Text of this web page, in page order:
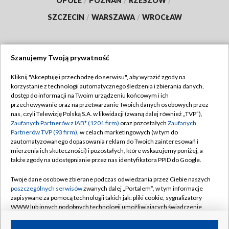
SZCZECIN / WARSZAWA / WROCŁAW
TVP
Abonament TVP
Emisja w TVP
Centrum informacji TVP
Naziemna Telewizja Cyfrowa
Rada Programowa
System NOS
Informacje o nadawcy
Regulamin TVP
Polityka prywatności
Moje zgody
Pomoc
Kontakt
Kanały
Szanujemy Twoją prywatność
Kliknij "Akceptuję i przechodzę do serwisu", aby wyrazić zgody na
korzystanie z technologii automatycznego śledzenia i zbierania danych,
dostęp do informacji na Twoim urządzeniu końcowym i ich
przechowywanie oraz na przetwarzanie Twoich danych osobowych przez
nas, czyli Telewizję Polską S.A. w likwidacji (zwaną dalej również „TVP”),
Zaufanych Partnerów z IAB* (1201 firm) oraz pozostałych Zaufanych
Partnerów TVP (93 firm), w celach marketingowych (w tym do
zautomatyzowanego dopasowania reklam do Twoich zainteresowań i
mierzenia ich skuteczności) i pozostałych, które wskazujemy poniżej, a
także zgody na udostępnianie przez nas identyfikatora PPID do Google.
Twoje dane osobowe zbierane podczas odwiedzania przez Ciebie naszych
poszczególnych serwisówzwanych dalej „Portalem”, w tym informacje
zapisywane za pomocą technologii takich jak: pliki cookie, sygnalizatory
WWW lub innych podobnych technologii umożliwiających świadczenie